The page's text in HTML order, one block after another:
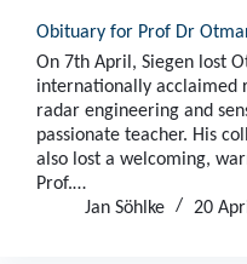
Obituary for Prof Dr
On 7th April, Siegen lost
internationally acclaimed
radar engineering and
passionate teacher. His
also lost a welcoming,
Prof.…
Jan Söhlke
20